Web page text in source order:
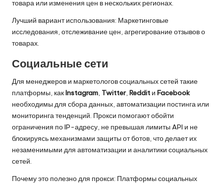
товара или изменения цен в нескольких регионах.
Лучший вариант использования: Маркетинговые
исследования, отслеживание цен, агрегирование отзывов о
товарах.
Социальные сети
Для менеджеров и маркетологов социальных сетей такие
платформы, какInstagram, Twitter, Reddit и Facebook
необходимы для сбора данных, автоматизации постинга или
мониторинга тенденций. Прокси помогают обойти
ограничения по IP-адресу, не превышая лимиты API и не
блокируясь механизмами защиты от ботов, что делает их
незаменимыми для автоматизации и аналитики социальных
сетей.
Почему это полезно для прокси: Платформы социальных